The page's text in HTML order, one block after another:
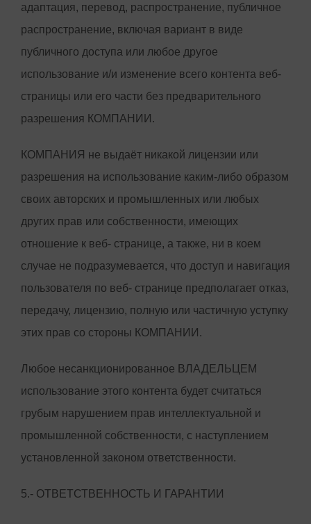
адаптация, перевод, распространение, публичное
распространение, включая вариант в виде
публичного доступа или любое другое
использование и/и изменение всего контента веб-
страницы или его части без предварительного
разрешения КОМПАНИИ.
КОМПАНИЯ не выдаёт никакой лицензии или
разрешения на использование каким-либо образом
своих авторских и промышленных или любых
других прав или собственности, имеющих
отношение к веб- странице, а также, ни в коем
случае не подразумевается, что доступ и навигация
пользователя по веб- странице предполагает отказ,
передачу, лицензию, полную или частичную уступку
этих прав со стороны КОМПАНИИ.
Любое несанкционированное ВЛАДЕЛЬЦЕМ
использование этого контента будет считаться
грубым нарушением прав интеллектуальной и
промышленной собственности, с наступлением
установленной законом ответственности.
5.- ОТВЕТСТВЕННОСТЬ И ГАРАНТИИ